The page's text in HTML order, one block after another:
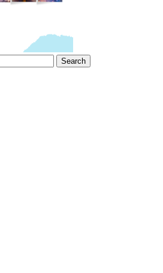
Search